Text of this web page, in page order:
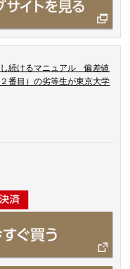
続けるマニュアル 偏差値
番目）の劣等生が東京大学